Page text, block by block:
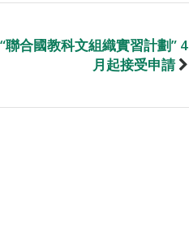
“聯合國教科文組織實習計劃” 4
月起接受申請